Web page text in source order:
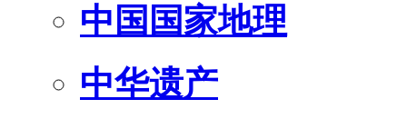
中国国家地理
中华遗产